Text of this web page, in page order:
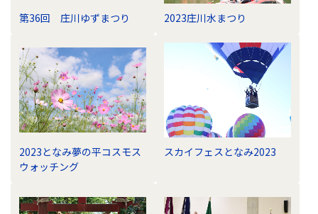
第36回 庄川ゆずまつり 2023庄川水まつり
2023となみ夢の平コスモス
ウォッチング
スカイフェスとなみ2023